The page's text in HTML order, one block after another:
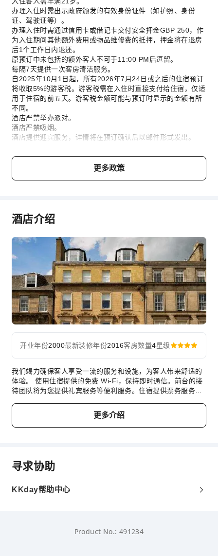
办理入住时需出示政府颁发的有效身份证件（如护照、身份
证、驾驶证等）。
办理入住时需通过信用卡或借记卡交付安全押金GBP 250，作
为入住期间其他额外费用或物品维修费的抵押，押金将在退房
后1个工作日内退还。
原预订中未包括的额外客人不可于11:00 PM后逗留。
每隔7天提供一次客房清洁服务。
自2025年10月1日起，所有2026年7月24日或之后的住宿预订
将收取5%的游客税。游客税需在入住时直接支付给住宿，仅适
用于住宿的前五天。游客税金额可能与预订时显示的金额有所
不同。
酒店严禁举办派对。
酒店严禁吸烟。
酒店提供迎宾服务，详情将在预订确认后以邮件形式发出。
儿童与加床政策
本住宿无最小入住年龄限制，婴幼儿亦可入住。
婴儿2岁及以下
儿童3 ～ 12岁 不占床情况下可免费与大人同住
费用说明
费用标准将视不同房型、入住人数及住宿配套而异，且部分费
用须于现场支付，详情请参阅各房型与配套说明。
更多政策
酒店介绍
开业年份2000最新装修年份2016客房数量4星级
我们竭力确保客人享受一流的服务和设施，为客人带来舒适的
体验。 使用住宿提供的免费 Wi-Fi，保持即时通信。前台的接
待团队将为您提供礼宾服务等便利服务。住宿提供票务服务，
对于长住客人或在您有需要时，可确保您喜爱的旅行衣物清新
可穿。 住宿全面禁烟，让客人享受洁净空气。 在爱丁堡苹果
公寓，每间客房均配备便利的设施，确保您享受舒适的入住体
元素，例如独立的客厅甚至阳台或露台。特定客房提供冲泡咖
啡或茶的器具，您可以很方便地给自己泡杯咖啡或热茶。使用
舒适。 在您入住期间，您可以在本住宿享用多种美食，提升您
更多介绍
寻求协助
KKday帮助中心
Product No.: 491234